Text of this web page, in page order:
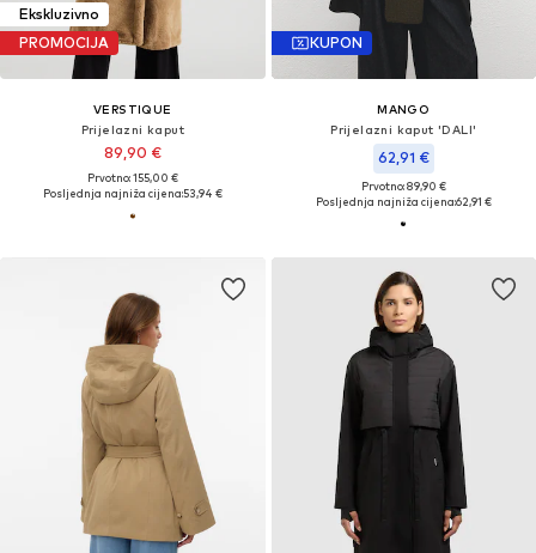
Ekskluzivno
PROMOCIJA
VERSTIQUE
Prijelazni kaput
89,90 €
Prvotno: 155,00 €
Posljednja najniža cijena:53,94 €
KUPON
MANGO
Prijelazni kaput 'DALI'
62,91 €
Prvotno: 89,90 €
Posljednja najniža cijena:62,91 €